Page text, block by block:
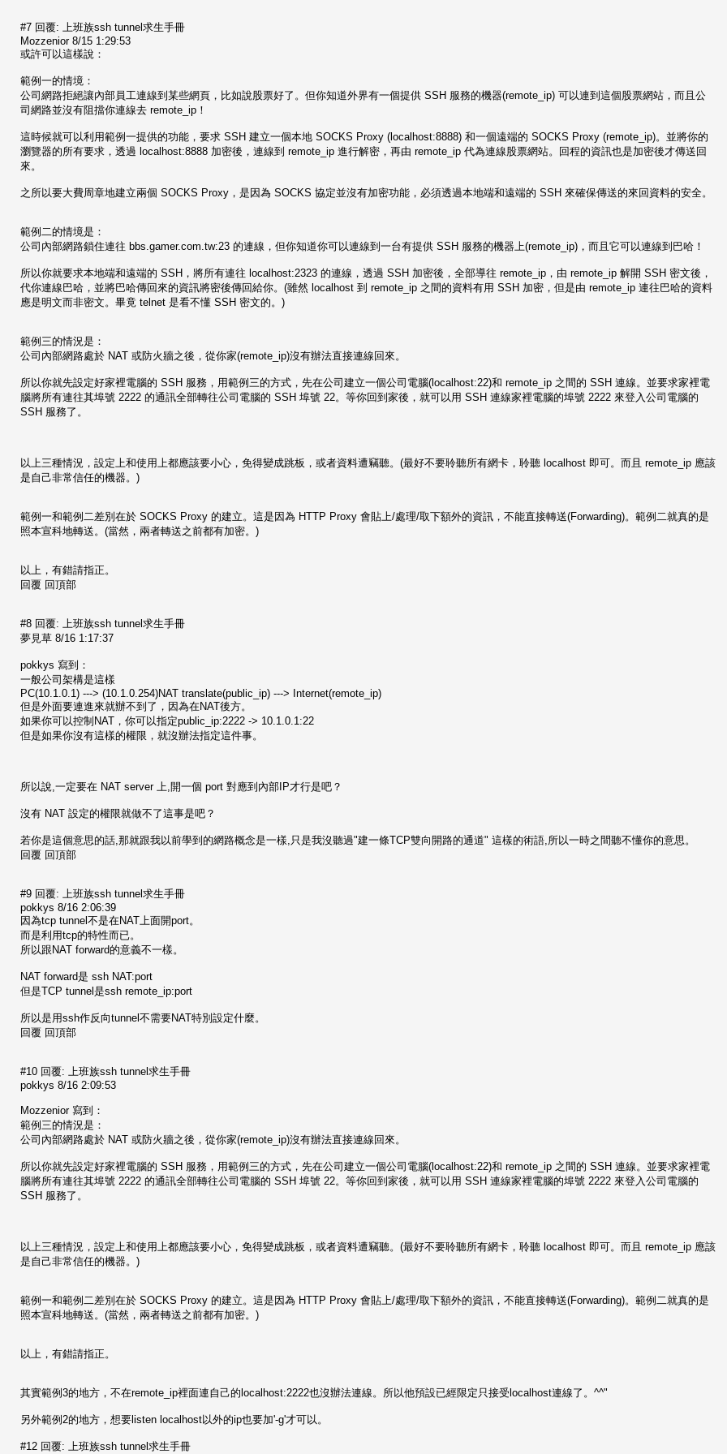
#7 回覆: 上班族ssh tunnel求生手冊
Mozzenior 8/15 1:29:53
或許可以這樣說：
範例一的情境：
公司網路拒絕讓內部員工連線到某些網頁，比如說股票好了。但你知道外界有一個提供 SSH 服務的機器(remote_ip) 可以連到這個股票網站，而且公
司網路並沒有阻擋你連線去 remote_ip！
這時候就可以利用範例一提供的功能，要求 SSH 建立一個本地 SOCKS Proxy (localhost:8888) 和一個遠端的 SOCKS Proxy (remote_ip)。並將你的
瀏覽器的所有要求，透過 localhost:8888 加密後，連線到 remote_ip 進行解密，再由 remote_ip 代為連線股票網站。回程的資訊也是加密後才傳送回
來。
之所以要大費周章地建立兩個 SOCKS Proxy，是因為 SOCKS 協定並沒有加密功能，必須透過本地端和遠端的 SSH 來確保傳送的來回資料的安全。
範例二的情境是：
公司內部網路鎖住連往 bbs.gamer.com.tw:23 的連線，但你知道你可以連線到一台有提供 SSH 服務的機器上(remote_ip)，而且它可以連線到巴哈！
所以你就要求本地端和遠端的 SSH，將所有連往 localhost:2323 的連線，透過 SSH 加密後，全部導往 remote_ip，由 remote_ip 解開 SSH 密文後，
代你連線巴哈，並將巴哈傳回來的資訊將密後傳回給你。(雖然 localhost 到 remote_ip 之間的資料有用 SSH 加密，但是由 remote_ip 連往巴哈的資料
應是明文而非密文。畢竟 telnet 是看不懂 SSH 密文的。)
範例三的情況是：
公司內部網路處於 NAT 或防火牆之後，從你家(remote_ip)沒有辦法直接連線回來。
所以你就先設定好家裡電腦的 SSH 服務，用範例三的方式，先在公司建立一個公司電腦(localhost:22)和 remote_ip 之間的 SSH 連線。並要求家裡電
腦將所有連往其埠號 2222 的通訊全部轉往公司電腦的 SSH 埠號 22。等你回到家後，就可以用 SSH 連線家裡電腦的埠號 2222 來登入公司電腦的
SSH 服務了。
以上三種情況，設定上和使用上都應該要小心，免得變成跳板，或者資料遭竊聽。(最好不要聆聽所有網卡，聆聽 localhost 即可。而且 remote_ip 應該
是自己非常信任的機器。)
範例一和範例二差別在於 SOCKS Proxy 的建立。這是因為 HTTP Proxy 會貼上/處理/取下額外的資訊，不能直接轉送(Forwarding)。範例二就真的是
照本宣科地轉送。(當然，兩者轉送之前都有加密。)
以上，有錯請指正。
回覆 回頂部
#8 回覆: 上班族ssh tunnel求生手冊
夢見草 8/16 1:17:37
pokkys 寫到：
一般公司架構是這樣
PC(10.1.0.1) ---> (10.1.0.254)NAT translate(public_ip) ---> Internet(remote_ip)
但是外面要連進來就辦不到了，因為在NAT後方。
如果你可以控制NAT，你可以指定public_ip:2222 -> 10.1.0.1:22
但是如果你沒有這樣的權限，就沒辦法指定這件事。
所以說,一定要在 NAT server 上,開一個 port 對應到內部IP才行是吧？
沒有 NAT 設定的權限就做不了這事是吧？
若你是這個意思的話,那就跟我以前學到的網路概念是一樣,只是我沒聽過"建一條TCP雙向開路的通道" 這樣的術語,所以一時之間聽不懂你的意思。
回覆 回頂部
#9 回覆: 上班族ssh tunnel求生手冊
pokkys 8/16 2:06:39
因為tcp tunnel不是在NAT上面開port。
而是利用tcp的特性而已。
所以跟NAT forward的意義不一樣。
NAT forward是 ssh NAT:port
但是TCP tunnel是ssh remote_ip:port
所以是用ssh作反向tunnel不需要NAT特別設定什麼。
回覆 回頂部
#10 回覆: 上班族ssh tunnel求生手冊
pokkys 8/16 2:09:53
Mozzenior 寫到：
範例三的情況是：
公司內部網路處於 NAT 或防火牆之後，從你家(remote_ip)沒有辦法直接連線回來。
所以你就先設定好家裡電腦的 SSH 服務，用範例三的方式，先在公司建立一個公司電腦(localhost:22)和 remote_ip 之間的 SSH 連線。並要求家裡電
腦將所有連往其埠號 2222 的通訊全部轉往公司電腦的 SSH 埠號 22。等你回到家後，就可以用 SSH 連線家裡電腦的埠號 2222 來登入公司電腦的
SSH 服務了。
以上三種情況，設定上和使用上都應該要小心，免得變成跳板，或者資料遭竊聽。(最好不要聆聽所有網卡，聆聽 localhost 即可。而且 remote_ip 應該
是自己非常信任的機器。)
範例一和範例二差別在於 SOCKS Proxy 的建立。這是因為 HTTP Proxy 會貼上/處理/取下額外的資訊，不能直接轉送(Forwarding)。範例二就真的是
照本宣科地轉送。(當然，兩者轉送之前都有加密。)
以上，有錯請指正。
其實範例3的地方，不在remote_ip裡面連自己的localhost:2222也沒辦法連線。所以他預設已經限定只接受localhost連線了。^^"
另外範例2的地方，想要listen localhost以外的ip也要加'-g'才可以。
#12 回覆: 上班族ssh tunnel求生手冊